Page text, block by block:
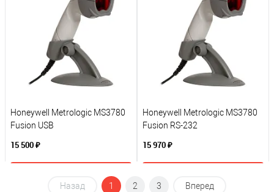
В избранное
Под заказ
В избранное
Под заказ
Honeywell Metrologic MS3780
Fusion USB
15 500 ₽
В корзину
Honeywell Metrologic MS3780
Fusion RS-232
15 970 ₽
Назад 1 2 3 Вперед